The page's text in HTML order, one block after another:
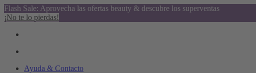
Flash Sale: Aprovecha las ofertas beauty & descubre los superventas
¡No te lo pierdas!
Ayuda & Contacto